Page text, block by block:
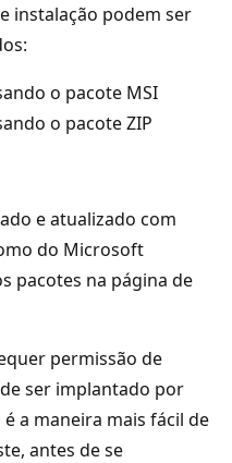
instalação podem ser
o pacote MSI
o pacote ZIP
e atualizado com
do Microsoft
pacotes na página de
permissão de
ser implantado por
a maneira mais fácil de
antes de se